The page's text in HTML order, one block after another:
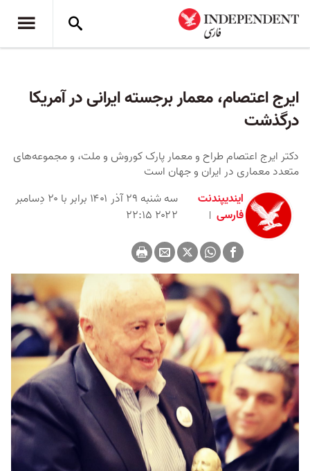
ایرج اعتصام، معمار برجسته ایرانی در آمریکا
درگذشت
دکتر ایرج اعتصام طراح و معمار پارک کوروش و ملت، و مجموعه‌های
متعدد معماری در ایران و جهان است
ایندیپندنت
فارسی
سه شنبه ۲۹ آذر ۱۴۰۱ برابر با ۲۰ دِسامبر
۲۰۲۲ ۲۲:۱۵